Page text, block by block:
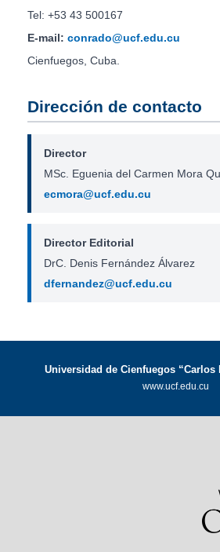
Tel: +53 43 500167
E-mail: conrado@ucf.edu.cu
Cienfuegos, Cuba.
Dirección de contacto
Director
MSc. Eguenia del Carmen Mora
ecmora@ucf.edu.cu
Director Editorial
DrC. Denis Fernández Álvarez
dfernandez@ucf.edu.cu
Universidad de Cienfuegos “Carlos
www.ucf.edu.cu